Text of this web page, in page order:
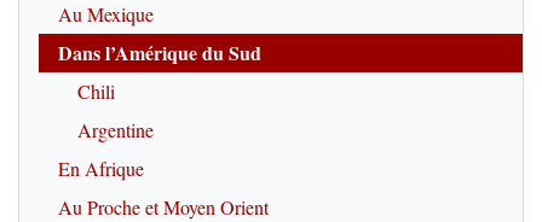
Au Mexique
Dans l’Amérique du Sud
Chili
Argentine
En Afrique
Au Proche et Moyen Orient